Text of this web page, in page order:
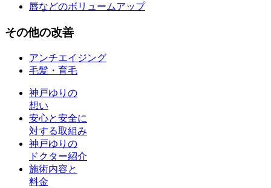
唇などのボリュームアップ
その他の改善
アンチエイジング
毛髪・育毛
神戸ゆりの
想い
安心と安全に
対する取組み
神戸ゆりの
ドクター紹介
施術内容と
料金